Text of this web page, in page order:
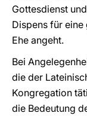
Gottesdienst
Dispens für
Ehe angeht.
Bei
die der
Kongregation
die Bedeutung